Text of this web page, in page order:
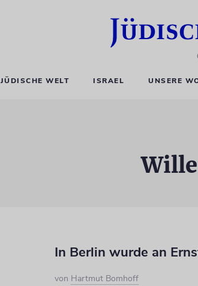
JÜDISCHE WELT ISRAEL UNSERE
In Berlin wurde an
von Hartmut Bomhoff